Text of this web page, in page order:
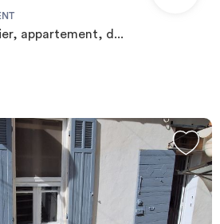
appartement, d...